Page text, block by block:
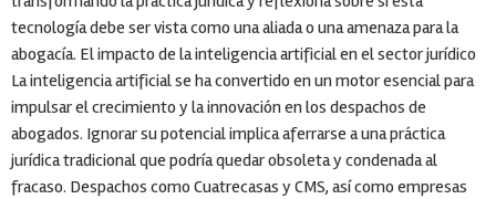
tecnología debe ser vista como una aliada o una amenaza para la
abogacía. El impacto de la inteligencia artificial en el sector jurídico
La inteligencia artificial se ha convertido en un motor esencial para
impulsar el crecimiento y la innovación en los despachos de
abogados. Ignorar su potencial implica aferrarse a una práctica
jurídica tradicional que podría quedar obsoleta y condenada al
fracaso. Despachos como Cuatrecasas y CMS, así como empresas